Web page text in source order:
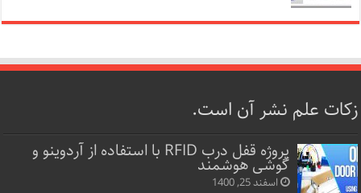
زکات علم نشر آن است.
پروژه قفل‌ درب RFID با استفاده از آردوینو و
گوشی هوشمند
اسفند 25, 1400